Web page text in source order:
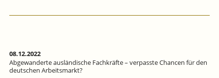
STILLSTAND
08.12.2022
Abgewanderte ausländische Fachkräfte – verpasste Chancen für den
deutschen Arbeitsmarkt?